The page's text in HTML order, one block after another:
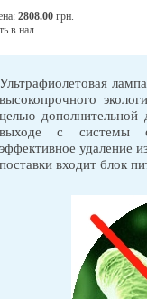
2808.00грн.
в нал.
Ультрафиолетовая
высокопрочного
целью дополнительной
выходе с системы
эффективное удаление
поставки входит блок